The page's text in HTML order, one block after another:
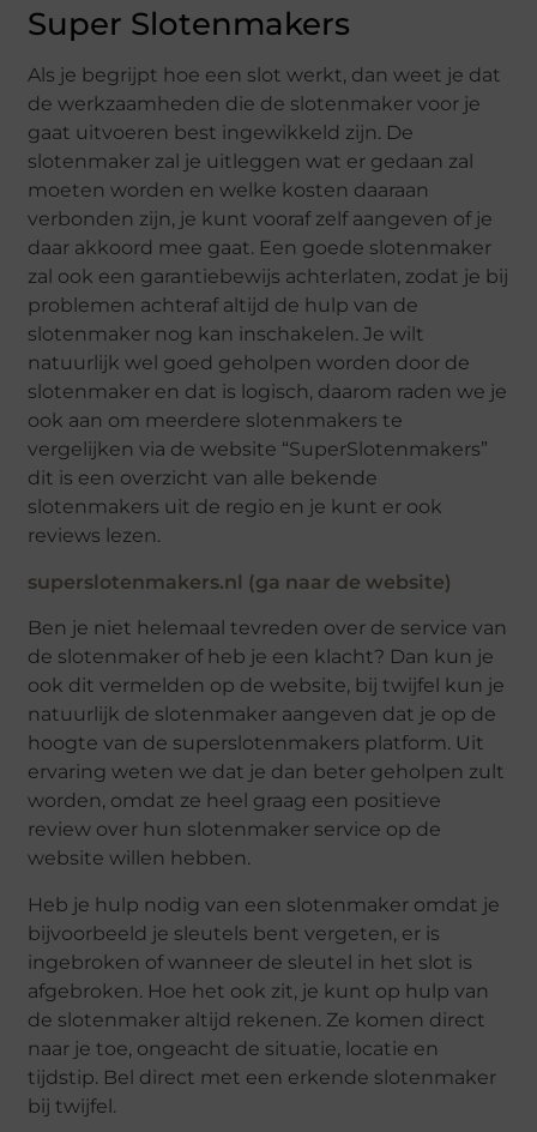
Super Slotenmakers
Als je begrijpt hoe een slot werkt, dan weet je dat
de werkzaamheden die de slotenmaker voor je
gaat uitvoeren best ingewikkeld zijn. De
slotenmaker zal je uitleggen wat er gedaan zal
moeten worden en welke kosten daaraan
verbonden zijn, je kunt vooraf zelf aangeven of je
daar akkoord mee gaat. Een goede slotenmaker
zal ook een garantiebewijs achterlaten, zodat je bij
problemen achteraf altijd de hulp van de
slotenmaker nog kan inschakelen. Je wilt
natuurlijk wel goed geholpen worden door de
slotenmaker en dat is logisch, daarom raden we je
ook aan om meerdere slotenmakers te
vergelijken via de website “SuperSlotenmakers”
dit is een overzicht van alle bekende
slotenmakers uit de regio en je kunt er ook
reviews lezen.
superslotenmakers.nl (ga naar de website)
Ben je niet helemaal tevreden over de service van
de slotenmaker of heb je een klacht? Dan kun je
ook dit vermelden op de website, bij twijfel kun je
natuurlijk de slotenmaker aangeven dat je op de
hoogte van de superslotenmakers platform. Uit
ervaring weten we dat je dan beter geholpen zult
worden, omdat ze heel graag een positieve
review over hun slotenmaker service op de
website willen hebben.
Heb je hulp nodig van een slotenmaker omdat je
bijvoorbeeld je sleutels bent vergeten, er is
ingebroken of wanneer de sleutel in het slot is
afgebroken. Hoe het ook zit, je kunt op hulp van
de slotenmaker altijd rekenen. Ze komen direct
naar je toe, ongeacht de situatie, locatie en
tijdstip. Bel direct met een erkende slotenmaker
bij twijfel.